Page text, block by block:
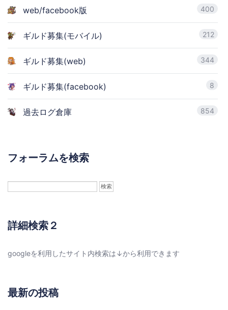
web/facebook版 400
ギルド募集(モバイル) 212
ギルド募集(web) 344
ギルド募集(facebook) 8
過去ログ倉庫 854
フォーラムを検索
詳細検索２
googleを利用したサイト内検索は↓から利用できます
最新の投稿